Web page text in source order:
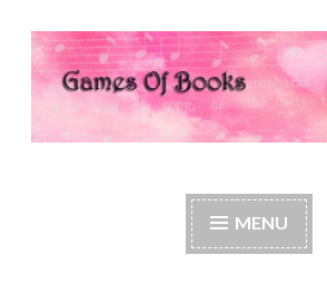
Accéder
au
contenu
Games Of Books
MENU